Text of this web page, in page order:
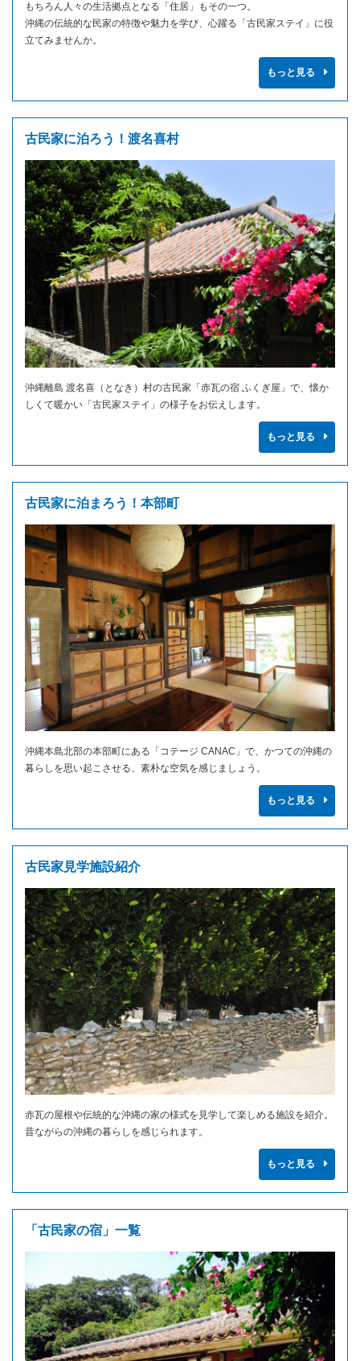
もちろん人々の生活拠点となる「住居」もその一つ。
沖縄の伝統的な民家の特徴や魅力を学び、心躍る「古民家ステイ」に役
立てみませんか。
もっと見る
古民家に泊ろう！渡名喜村
沖縄離島 渡名喜（となき）村の古民家「赤瓦の宿 ふくぎ屋」で、懐か
しくて暖かい「古民家ステイ」の様子をお伝えします。
もっと見る
古民家に泊まろう！本部町
沖縄本島北部の本部町にある「コテージ CANAC」で、かつての沖縄の
暮らしを思い起こさせる、素朴な空気を感じましょう。
もっと見る
古民家見学施設紹介
赤瓦の屋根や伝統的な沖縄の家の様式を見学して楽しめる施設を紹介。
昔ながらの沖縄の暮らしを感じられます。
もっと見る
「古民家の宿」一覧